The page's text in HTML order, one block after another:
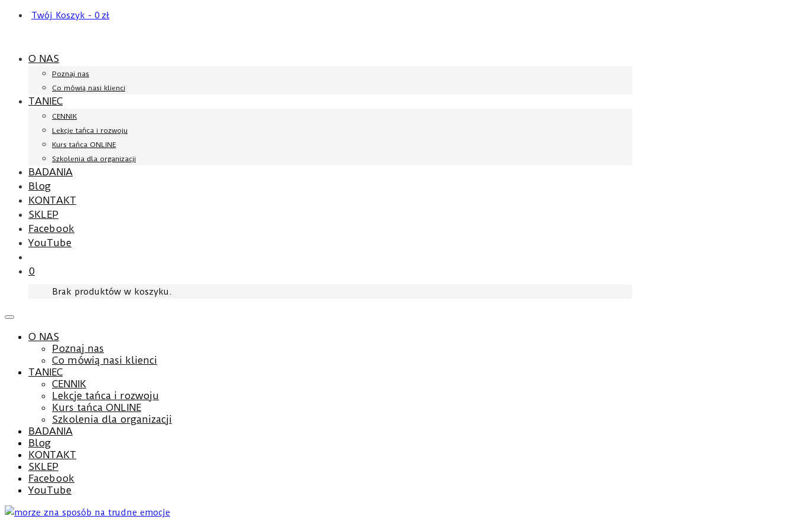
Twój Koszyk - 0 zł
O NAS
Poznaj nas
Co mówią nasi klienci
TANIEC
CENNIK
Lekcje tańca i rozwoju
Kurs tańca ONLINE
Szkolenia dla organizacji
BADANIA
Blog
KONTAKT
SKLEP
Facebook
YouTube
0
Brak produktów w koszyku.
O NAS
Poznaj nas
Co mówią nasi klienci
TANIEC
CENNIK
Lekcje tańca i rozwoju
Kurs tańca ONLINE
Szkolenia dla organizacji
BADANIA
Blog
KONTAKT
SKLEP
Facebook
YouTube